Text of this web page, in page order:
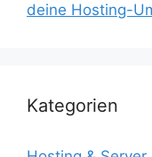
deine Hosting-
Kategorien